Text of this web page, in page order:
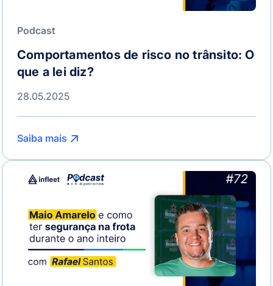
Podcast
Comportamentos de risco no trânsito: O
que a lei diz?
28.05.2025
Saiba mais